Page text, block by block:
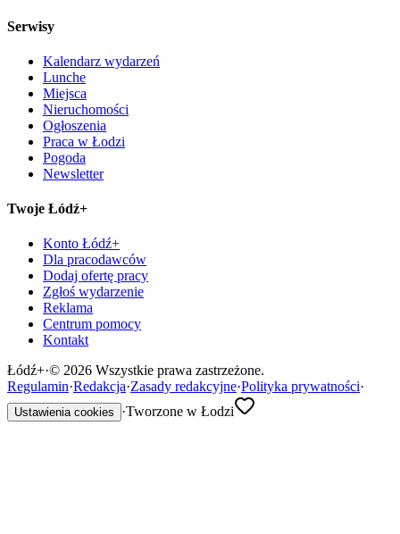
Serwisy
Kalendarz wydarzeń
Lunche
Miejsca
Nieruchomości
Ogłoszenia
Praca w Łodzi
Pogoda
Newsletter
Twoje Łódź+
Konto Łódź+
Dla pracodawców
Dodaj ofertę pracy
Zgłoś wydarzenie
Reklama
Centrum pomocy
Kontakt
Łódź+·© 2026 Wszystkie prawa zastrzeżone.
Regulamin·Redakcja·Zasady redakcyjne·Polityka prywatności·
Ustawienia cookies ·Tworzone w Łodzi